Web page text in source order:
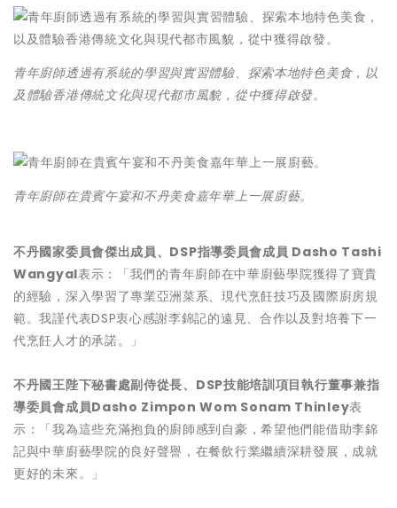
青年廚師透過有系統的學習與實習體驗、探索本地特色美食，以
及體驗香港傳統文化與現代都市風貌，從中獲得啟發。
青年廚師在貴賓午宴和不丹美食嘉年華上一展廚藝。
不丹國家委員會傑出成員、 DSP指導委員會成員 Dasho Tashi
Wangyal表示：「我們的青年廚師在中華廚藝學院獲得了寶貴
的經驗，深入學習了專業亞洲菜系、現代烹飪技巧及國際廚房規
範。我謹代表DSP衷心感謝李錦記的遠見、合作以及對培養下一
代烹飪人才的承諾。」
不丹國王陛下秘書處副侍從長、 DSP技能培訓項目執行董事兼指
導委員會成員Dasho Zimpon Wom Sonam Thinley表
示：「我為這些充滿抱負的廚師感到自豪，希望他們能借助李錦
記與中華廚藝學院的良好聲譽，在餐飲行業繼續深耕發展，成就
更好的未來。」